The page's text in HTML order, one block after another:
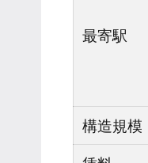
最寄駅
構造規模